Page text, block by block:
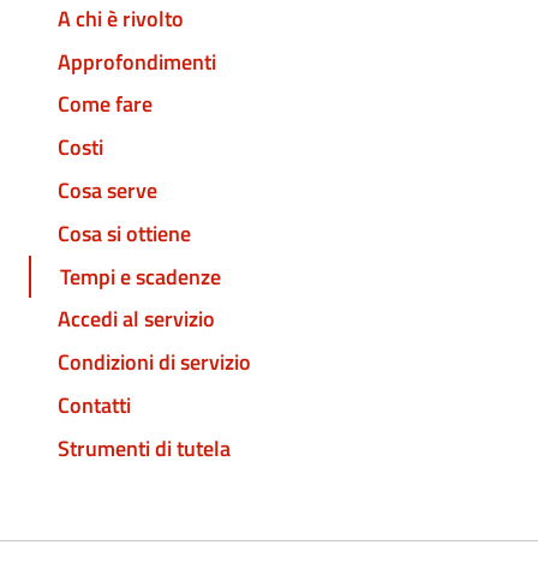
A chi è rivolto
Approfondimenti
Come fare
Costi
Cosa serve
Cosa si ottiene
Tempi e scadenze
Accedi al servizio
Condizioni di servizio
Contatti
Strumenti di tutela